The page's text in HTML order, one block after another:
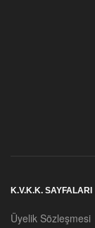
K.V.K.K. SAYFALARI
Üyelik Sözleşmesi